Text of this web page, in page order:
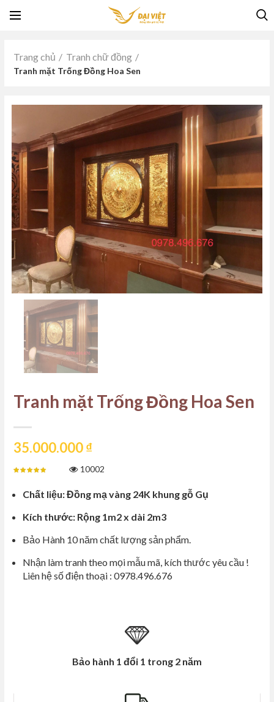
Trang chủ Tranh chữ đồng
Tranh mặt Trống Đồng Hoa Sen
Tranh mặt Trống Đồng Hoa Sen
35.000.000₫
10002
Chất liệu: Đồng mạ vàng 24K khung gỗ Gụ
Kích thước: Rộng 1m2 x dài 2m3
Bảo Hành 10 năm chất lượng sản phẩm.
Nhận làm tranh theo mọi mẫu mã, kích thước yêu cầu !
Liên hệ số điện thoại : 0978.496.676
Bảo hành 1 đổi 1 trong 2 năm